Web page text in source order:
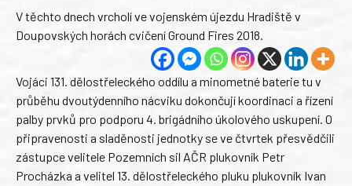
V těchto dnech vrcholí ve vojenském újezdu Hradiště v
Doupovských horách cvičení Ground Fires 2018.
Vojáci 131. dělostřeleckého oddílu a minometné baterie tu v
průběhu dvoutýdenního nácviku dokončují koordinaci a řízení
palby prvků pro podporu 4. brigádního úkolového uskupení. O
připravenosti a sladěnosti jednotky se ve čtvrtek přesvědčili
zástupce velitele Pozemních sil AČR plukovník Petr
Procházka a velitel 13. dělostřeleckého pluku plukovník Ivan